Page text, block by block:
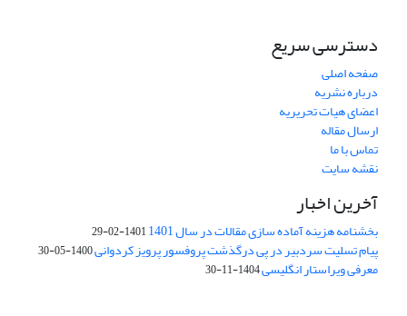
دسترسی سریع
صفحه اصلی
درباره نشریه
اعضای هیات تحریریه
ارسال مقاله
تماس با ما
نقشه سایت
آخرین اخبار
بخشنامه هزینه آماده سازی مقالات در سال 1401 1401-02-29
پیام تسلیت سردبیر در پی درگذشت پروفسور پرویز کردوانی1400-05-30
معرفی ویراستار انگلیسی1404-11-30